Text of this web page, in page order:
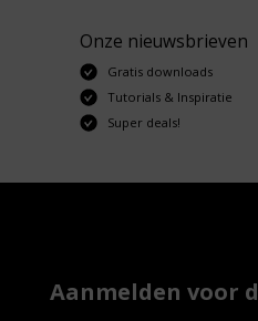
Onze nieuwsbrieven
Gratis downloads
Tutorials & Inspiratie
Super deals!
Aanmelden voor